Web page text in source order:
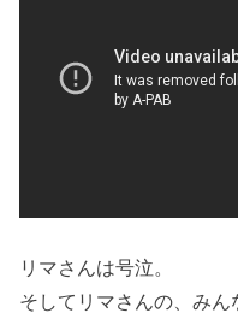
リマさんは号泣。
そしてリマさんの、み